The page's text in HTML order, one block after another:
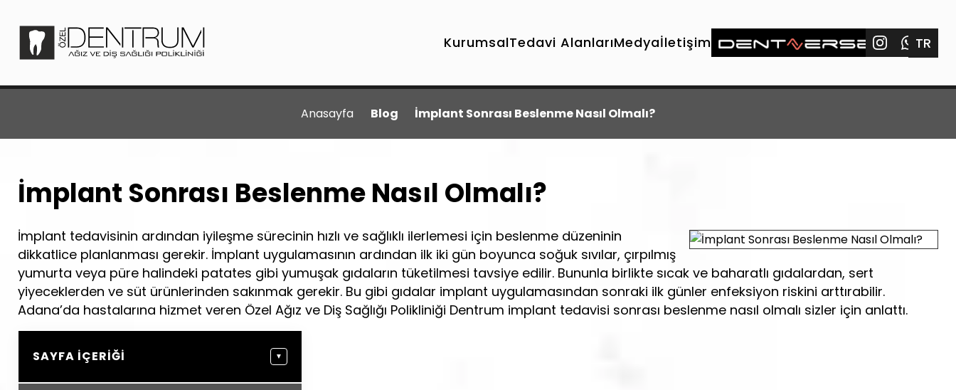
KurumsalTedavi AlanlarıMedyaİletişim TR
Anasayfa Blog İmplant Sonrası Beslenme Nasıl Olmalı?
İmplant Sonrası Beslenme Nasıl Olmalı?
İmplant tedavisinin ardından iyileşme sürecinin hızlı ve sağlıklı ilerlemesi için beslenme düzeninin
dikkatlice planlanması gerekir. İmplant uygulamasının ardından ilk iki gün boyunca soğuk sıvılar, çırpılmış
yumurta veya püre halindeki patates gibi yumuşak gıdaların tüketilmesi tavsiye edilir. Bununla birlikte sıcak ve baharatlı gıdalardan, sert
yiyeceklerden ve süt ürünlerinden sakınmak gerekir. Bu gibi gıdalar implant uygulamasından sonraki ilk günler enfeksiyon riskini arttırabilir.
Adana’da hastalarına hizmet veren Özel Ağız ve Diş Sağlığı Polikliniği Dentrum implant tedavisi sonrası beslenme nasıl olmalı sizler için anlattı.
SAYFA İÇERIĞI ▼